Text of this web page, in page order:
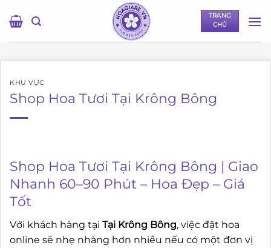
qua
TRANG
CHỦ
KHU VỰC
Shop Hoa Tươi Tại Krông Bông
Shop Hoa Tươi Tại Krông Bông | Giao
Nhanh 60–90 Phút – Hoa Đẹp – Giá
Tốt
Với khách hàng tại Tại Krông Bông, việc đặt hoa
online sẽ nhẹ nhàng hơn nhiều nếu có một đơn vị